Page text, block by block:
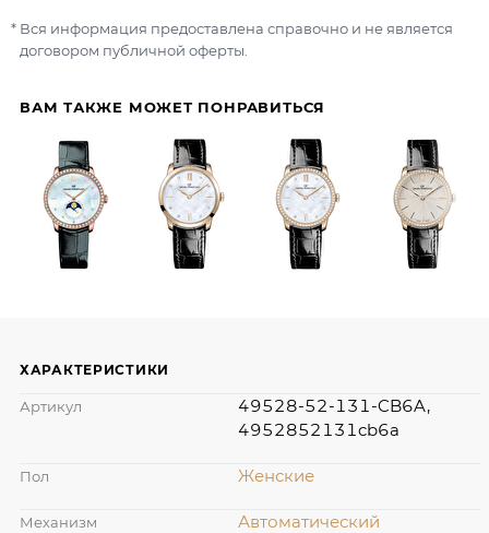
ВАМ ТАКЖЕ МОЖЕТ ПОНРАВИТЬСЯ
Вся информация предоставлена справочно и не является
договором публичной оферты.
ХАРАКТЕРИСТИКИ
Артикул
49528-52-131-CB6A,
4952852131cb6a
Пол Женские
Механизм Автоматический